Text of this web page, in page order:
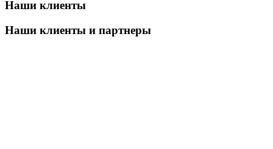
Наши клиенты
Наши клиенты и партнеры